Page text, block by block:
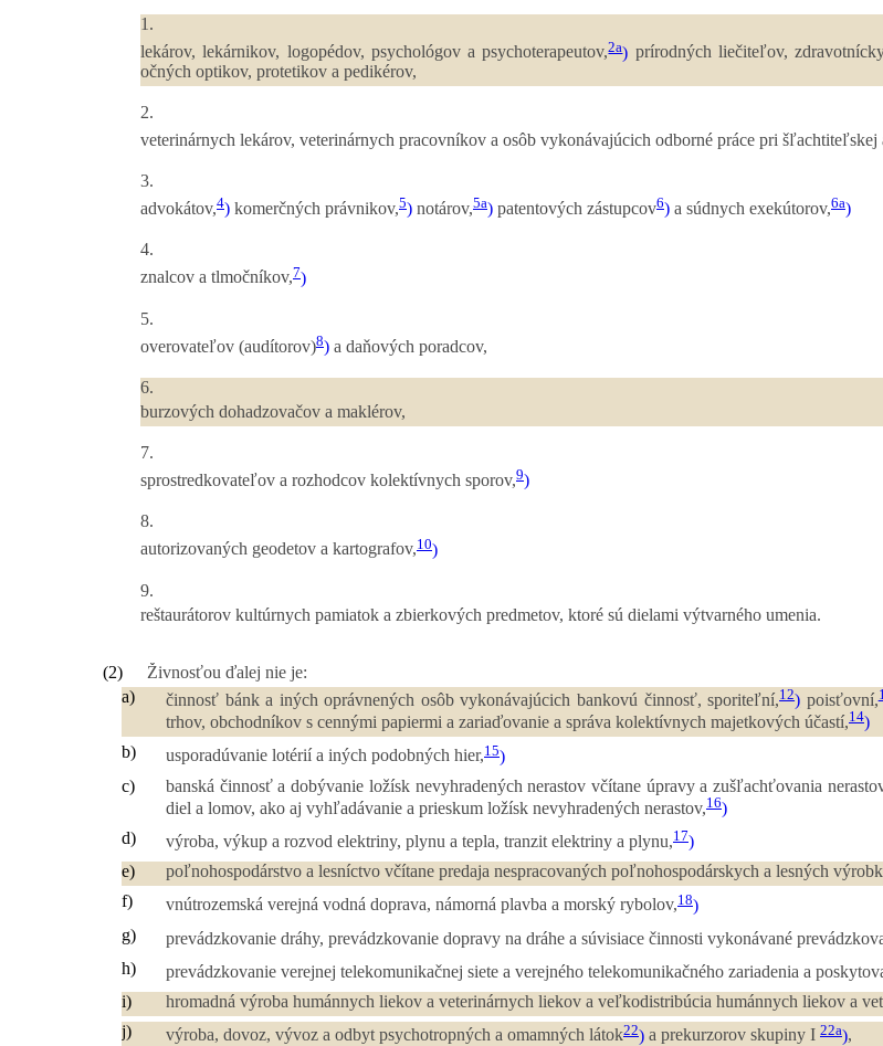
1.
lekárov, lekárnikov, logopédov, psychológov a psychoterapeutov,2a) prírodných liečiteľov,
očných optikov, protetikov a pedikérov,
2.
veterinárnych lekárov, veterinárnych pracovníkov a osôb vykonávajúcich odborné práce pri
3.
advokátov,4) komerčných právnikov,5) notárov,5a) patentových zástupcov6) a súdnych exekútorov,6a)
4.
znalcov a tlmočníkov,7)
5.
overovateľov (audítorov)8) a daňových poradcov,
6.
burzových dohadzovačov a maklérov,
7.
sprostredkovateľov a rozhodcov kolektívnych sporov,9)
8.
autorizovaných geodetov a kartografov,10)
9.
reštaurátorov kultúrnych pamiatok a zbierkových predmetov, ktoré sú dielami výtvarného umenia.
(2)
Živnosťou ďalej nie je:
a)
činnosť bánk a iných oprávnených osôb vykonávajúcich bankovú činnosť, sporiteľní,12) poisťovní,
trhov, obchodníkov s cennými papiermi a zariaďovanie a správa kolektívnych majetkových účastí,14)
b)
usporadúvanie lotérií a iných podobných hier,15)
c)
banská činnosť a dobývanie ložísk nevyhradených nerastov včítane úpravy a zušľachťovania
diel a lomov, ako aj vyhľadávanie a prieskum ložísk nevyhradených nerastov,16)
d)
výroba, výkup a rozvod elektriny, plynu a tepla, tranzit elektriny a plynu,17)
e)
poľnohospodárstvo a lesníctvo včítane predaja nespracovaných poľnohospodárskych a lesných
f)
vnútrozemská verejná vodná doprava, námorná plavba a morský rybolov,18)
g)
prevádzkovanie dráhy, prevádzkovanie dopravy na dráhe a súvisiace činnosti vykonávané
h)
prevádzkovanie verejnej telekomunikačnej siete a verejného telekomunikačného zariadenia a
i)
hromadná výroba humánnych liekov a veterinárnych liekov a veľkodistribúcia humánnych liekov a
j)
výroba, dovoz, vývoz a odbyt psychotropných a omamných látok22) a prekurzorov skupiny I 22a),